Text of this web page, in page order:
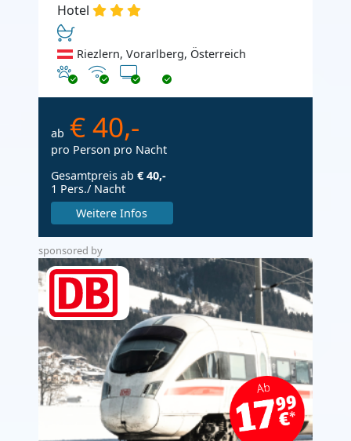
Hotel
Riezlern, Vorarlberg, Österreich
Haustiere erlaubt
Internet
TV
ab € 40,-
pro Person pro Nacht
Gesamtpreis ab € 40,-
1 Pers./ Nacht
Weitere Infos
sponsored by